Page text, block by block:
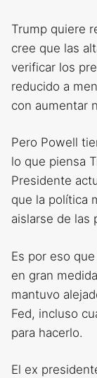
Trump quiere
cree que las
verificar los
reducido a
con aumentar
Pero Powell
lo que piensa
Presidente
que la política
aislarse de las
Es por eso
en gran
mantuvo
Fed, incluso
para hacerlo.
El ex